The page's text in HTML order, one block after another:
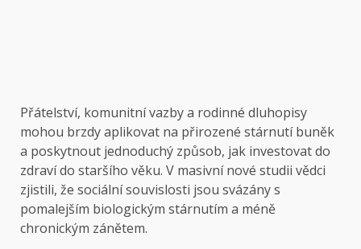
Přátelství, komunitní vazby a rodinné dluhopisy
mohou brzdy aplikovat na přirozené stárnutí buněk
a poskytnout jednoduchý způsob, jak investovat do
zdraví do staršího věku. V masivní nové studii vědci
zjistili, že sociální souvislosti jsou svázány s
pomalejším biologickým stárnutím a méně
chronickým zánětem.